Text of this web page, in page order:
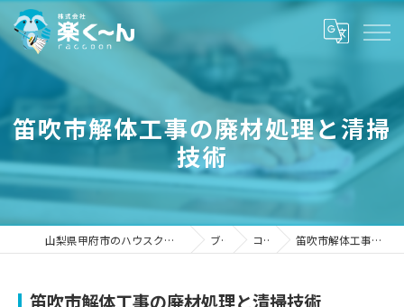
笛吹市解体工事の廃材処理と清掃
技術
山梨県甲府市のハウスクリーニングなら株式会社楽く～ん ブログ コラム 笛吹市解体工事の廃材処理と清掃技術